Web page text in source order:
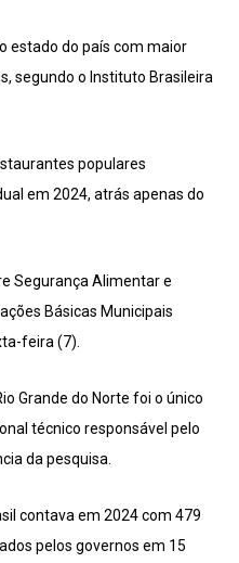
estado do país com maior
segundo o Instituto Brasileira
populares
em 2024, atrás apenas do
Segurança Alimentar e
Básicas Municipais
feira (7).
Grande do Norte foi o único
técnico responsável pelo
da pesquisa.
contava em 2024 com 479
pelos governos em 15